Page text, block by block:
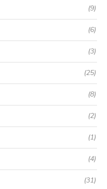
(9)
(6)
(3)
(25)
(8)
(2)
(1)
(4)
(31)